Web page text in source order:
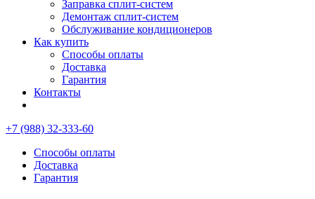
Заправка сплит-систем
Демонтаж сплит-систем
Обслуживание кондиционеров
Как купить
Способы оплаты
Доставка
Гарантия
Контакты
+7 (988) 32-333-60
Способы оплаты
Доставка
Гарантия